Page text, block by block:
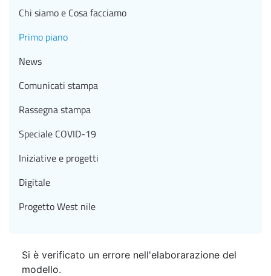
Si è verificato un errore nell'elaborarazione del
modello.
Chi siamo e Cosa facciamo
Primo piano
News
Comunicati stampa
Rassegna stampa
Speciale COVID-19
Iniziative e progetti
Digitale
Progetto West nile